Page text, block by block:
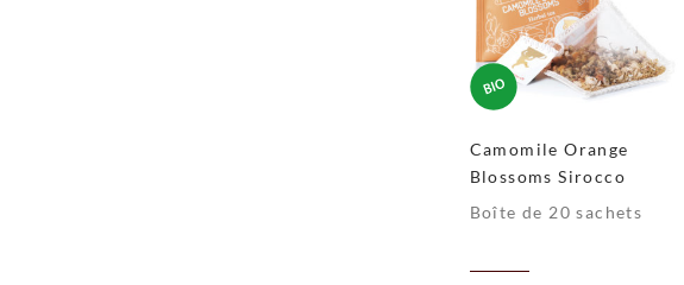
Camomile Orange
Blossoms Sirocco
Boîte de 20 sachets